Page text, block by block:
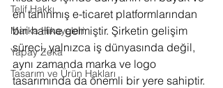
Telif Hakkı
Marka Hikayeleri
Yapay Zeka
Tasarım ve Ürün Hakları
en tanınmış e-ticaret platformlarından
biri haline gelmiştir. Şirketin gelişim
süreci, yalnızca iş dünyasında değil,
aynı zamanda marka ve logo
tasarımında da önemli bir yere sahiptir.